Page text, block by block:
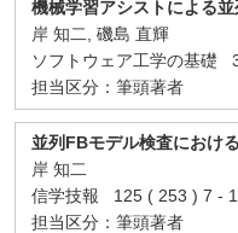
機械学習アシストによる
岸 知二, 磯島 直輝
ソフトウェア工学の基
担当区分：筆頭著者
並列FBモデル検査におけ
岸 知二
信学技報 125 ( 253 ) 7 -
担当区分：筆頭著者